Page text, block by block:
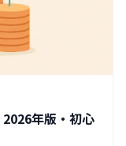
年版・初心